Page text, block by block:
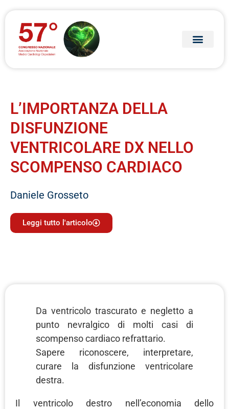
L’IMPORTANZA DELLA
DISFUNZIONE
VENTRICOLARE DX NELLO
SCOMPENSO CARDIACO
Daniele Grosseto
Leggi tutto l'articolo
Da ventricolo trascurato e negletto a
punto nevralgico di molti casi di
scompenso cardiaco refrattario.
Sapere riconoscere, interpretare,
curare la disfunzione ventricolare
destra.
Il ventricolo destro nell’economia dello